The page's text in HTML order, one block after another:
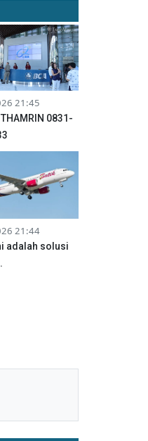
21:45
THAMRIN 0831-
21:44
adalah solusi